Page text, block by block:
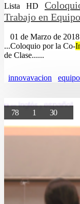
Lista HD
Trabajo en
01 de Marzo de 2018
...Coloquio por la Co-
de Clase......
innovavacion equipo
78 1 30